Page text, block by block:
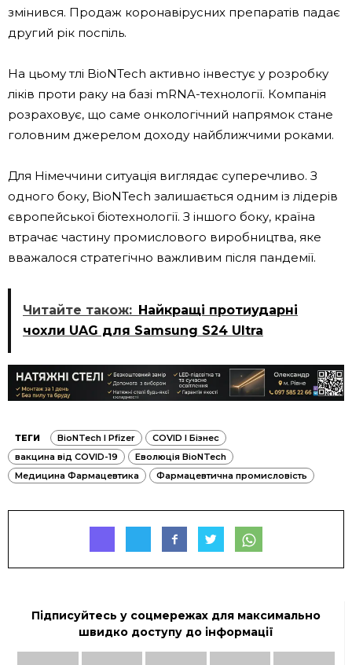
змінився. Продаж коронавірусних препаратів падає
другий рік поспіль.
На цьому тлі BioNTech активно інвестує у розробку
ліків проти раку на базі mRNA-технології. Компанія
розраховує, що саме онкологічний напрямок стане
головним джерелом доходу найближчими роками.
Для Німеччини ситуація виглядає суперечливо. З
одного боку, BioNTech залишається одним із лідерів
європейської біотехнології. З іншого боку, країна
втрачає частину промислового виробництва, яке
вважалося стратегічно важливим після пандемії.
Читайте також: Найкращі протиударні
чохли UAG для Samsung S24 Ultra
ТЕГИ BioNTech І Pfizer
COVID І Бізнес
вакцина від COVID-19
Еволюція BioNTech
Медицина Фармацевтика
Фармацевтична промисловість
Підписуйтесь у соцмережах для максимально
швидко доступу до інформації